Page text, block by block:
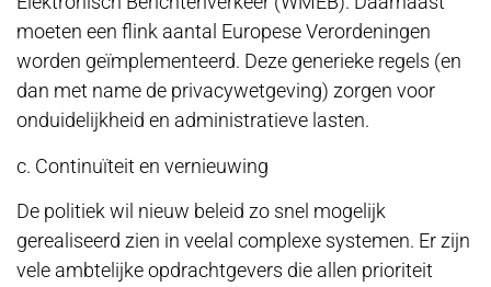
moeten een flink aantal Europese Verordeningen
worden geïmplementeerd. Deze generieke regels (en
dan met name de privacywetgeving) zorgen voor
onduidelijkheid en administratieve lasten.
c. Continuïteit en vernieuwing
De politiek wil nieuw beleid zo snel mogelijk
gerealiseerd zien in veelal complexe systemen. Er zijn
vele ambtelijke opdrachtgevers die allen prioriteit